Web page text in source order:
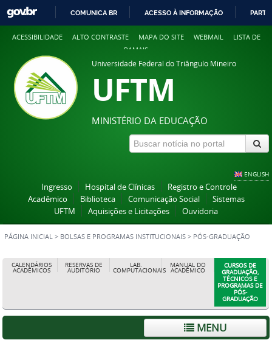
COMUNICA BR ACESSO À INFORMAÇÃO
ACESSIBILIDADE ALTO CONTRASTE MAPA DO SITE WEBMAIL
LISTA DE
RAMAIS
Universidade Federal do Triângulo Mineiro
UFTM
MINISTÉRIO DA EDUCAÇÃO
ENGLISH
Ingresso Hospital de Clínicas
Registro e Controle
Acadêmico
Biblioteca Comunicação Social
Sistemas
UFTM
Aquisições e Licitações Ouvidoria
PÁGINA INICIAL > BOLSAS E PROGRAMAS INSTITUCIONAIS > PÓS-GRADUAÇÃO
CALENDÁRIOS
ACADÊMICOS
RESERVAS DE
AUDITÓRIO
LAB.
COMPUTACIONAIS
MANUAL DO
ACADÊMICO
CURSOS DE
GRADUAÇÃO,
TÉCNICOS E
PROGRAMAS DE
PÓS-
GRADUAÇÃO
MENU